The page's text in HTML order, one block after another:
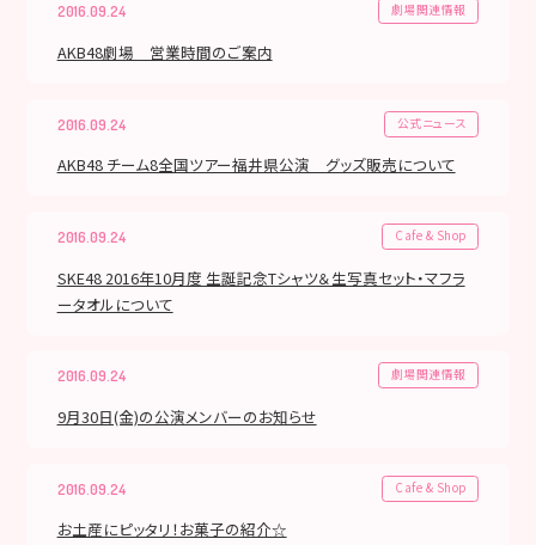
2016.09.24 劇場関連情報
AKB48劇場 営業時間のご案内
2016.09.24 公式ニュース
AKB48 チーム8全国ツアー福井県公演 グッズ販売について
2016.09.24 Cafe & Shop
SKE48 2016年10月度 生誕記念Tシャツ＆生写真セット・マフラ
ータオルについて
2016.09.24 劇場関連情報
9月30日(金)の公演メンバーのお知らせ
2016.09.24 Cafe & Shop
お土産にピッタリ！お菓子の紹介☆